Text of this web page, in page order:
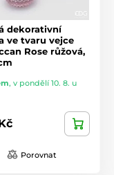
dekorativní
ve tvaru vejce
Rose růžová,
, v pondělí 10. 8. u
Porovnat